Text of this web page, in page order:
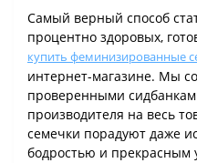
Самый верный способ
процентно здоровых,
купить феминизированные
интернет-магазине. Мы
проверенными
производителя на весь
семечки порадуют даже
бодростью и прекрасным